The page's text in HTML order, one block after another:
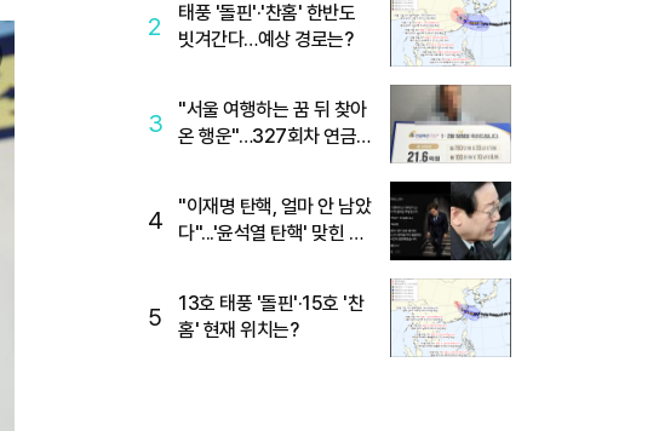
2
태풍 '돌핀'·'찬홈' 한반도
빗겨간다…예상 경로는?
3
"서울 여행하는 꿈 뒤 찾아
온 행운"…327회차 연금
4
"이재명 탄핵, 얼마 안 남았
다"...'윤석열 탄핵' 맞힌 무
5
13호 태풍 '돌핀'·15호 '찬
홈' 현재 위치는?